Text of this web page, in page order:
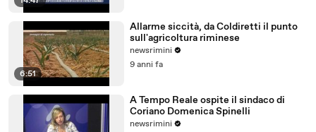
6:51
Allarme siccità, da Coldiretti il punto
sull'agricoltura riminese
newsrimini
9 anni fa
A Tempo Reale ospite il sindaco di
Coriano Domenica Spinelli
newsrimini